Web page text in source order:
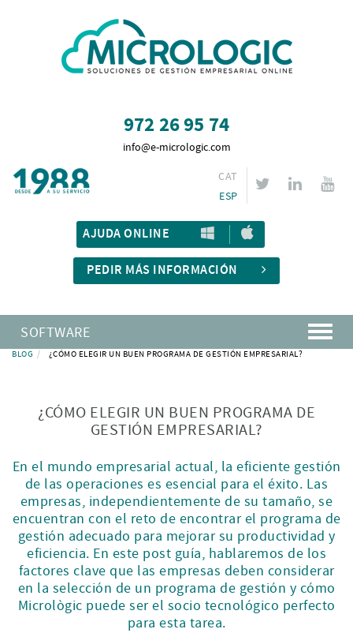
972 26 95 74
info@e-micrologic.com
CAT
ESP
AJUDA ONLINE
PEDIR MÁS INFORMACIÓN
SOFTWARE
BLOG ¿CÓMO ELEGIR UN BUEN PROGRAMA DE GESTIÓN EMPRESARIAL?
¿CÓMO ELEGIR UN BUEN PROGRAMA DE
GESTIÓN EMPRESARIAL?
En el mundo empresarial actual, la eficiente gestión
de las operaciones es esencial para el éxito. Las
empresas, independientemente de su tamaño, se
encuentran con el reto de encontrar el programa de
gestión adecuado para mejorar su productividad y
eficiencia. En este post guía, hablaremos de los
factores clave que las empresas deben considerar
en la selección de un programa de gestión y cómo
Micrològic puede ser el socio tecnológico perfecto
para esta tarea.